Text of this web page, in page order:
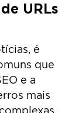
URLs
é
que
e a
mais